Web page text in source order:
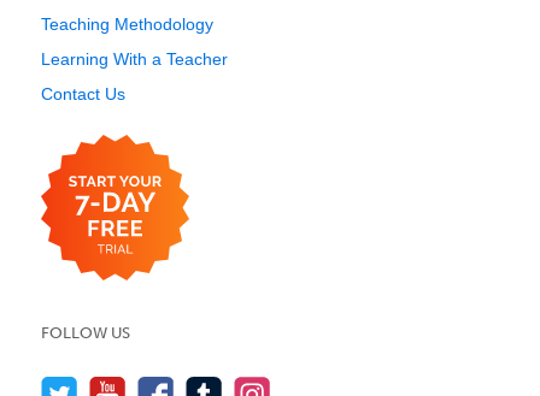
Teaching Methodology
Learning With a Teacher
Contact Us
FOLLOW US